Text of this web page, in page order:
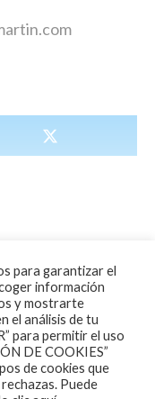
para garantizar el
información
y mostrarte
el análisis de tu
para permitir el uso
DE COOKIES”
de cookies que
Puede